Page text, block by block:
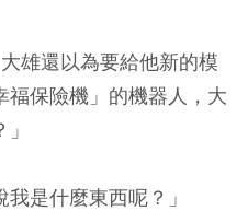
雄還以為要給他新的模
保險機」的機器人，大
是什麼東西呢？」